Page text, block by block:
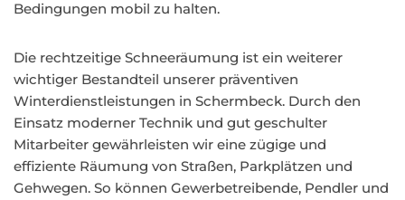
Bedingungen mobil zu halten.
Die rechtzeitige Schneeräumung ist ein weiterer
wichtiger Bestandteil unserer präventiven
Winterdienstleistungen in Schermbeck. Durch den
Einsatz moderner Technik und gut geschulter
Mitarbeiter gewährleisten wir eine zügige und
effiziente Räumung von Straßen, Parkplätzen und
Gehwegen. So können Gewerbetreibende, Pendler und